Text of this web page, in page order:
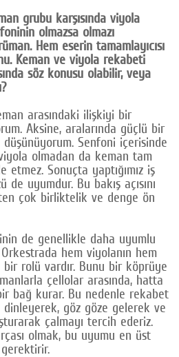
grubu karşısında viyola
olmazsa olmazı
Hem eserin tamamlayıcısı
Keman ve viyola rekabeti
söz konusu olabilir, veya
arasındaki ilişkiyi bir
Aksine, aralarında güçlü bir
düşünüyorum. Senfoni içerisinde
olmadan da keman tam
Sonuçta yaptığımız iş
uyumdur. Bu bakış açısını
çok birliktelik ve denge ön
de genellikle daha uyumlu
hem viyolanın hem
bir rolü vardır. Bunu bir köprüye
çellolar arasında, hatta
bağ kurar. Bu nedenle rekabet
göz göze gelerek ve
çalmayı tercih ederiz.
olmak, bu uyumu en üst